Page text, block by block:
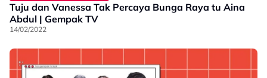
Tuju dan Vanessa Tak Percaya Bunga Raya tu Aina
Abdul | Gempak TV
14/02/2022